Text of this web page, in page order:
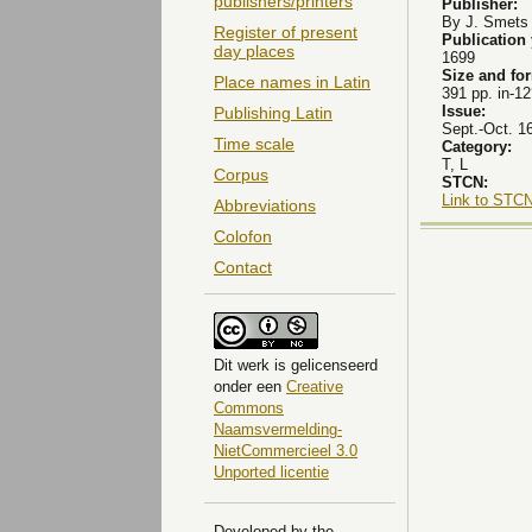
Register of present
day places
Place names in Latin
Publishing Latin
Time scale
Corpus
Abbreviations
Colofon
Contact
Dit werk is gelicenseerd
onder een Creative
Commons
Naamsvermelding-
NietCommercieel 3.0
Unported licentie
Publisher:
By J. Smets
Publication
1699
Size and
391 pp. in-
Issue:
Sept.-Oct.
Category:
T, L
STCN:
Link to